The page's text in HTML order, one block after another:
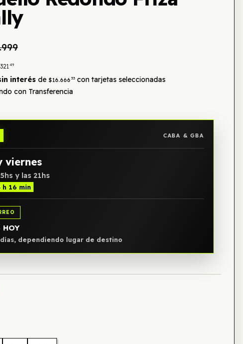
49
interés de $16.666 33con tarjetas seleccionadas
con Transferencia
CABA & GBA
viernes
y las 21hs
h 16 min
HOY
dependiendo lugar de destino